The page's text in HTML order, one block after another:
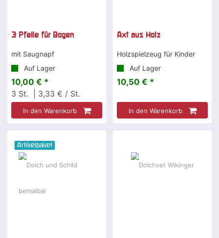
3 Pfeile für Bogen
mit Saugnapf
Auf Lager
10,00 € *
3 St. | 3,33 € / St.
In den Warenkorb
Axt aus Holz
Holzspielzeug für Kinder
Auf Lager
10,50 € *
In den Warenkorb
Artikelpaket